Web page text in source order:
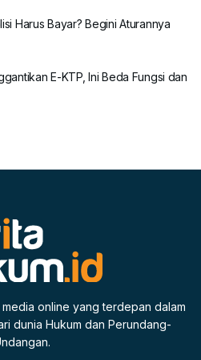
Harus Bayar? Begini Aturannya
E-KTP, Ini Beda Fungsi dan
online yang terdepan dalam
dunia Hukum dan Perundang-